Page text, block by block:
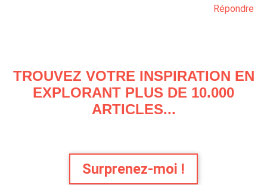
Répondre
TROUVEZ VOTRE INSPIRATION EN
EXPLORANT PLUS DE 10.000
ARTICLES...
Surprenez-moi !